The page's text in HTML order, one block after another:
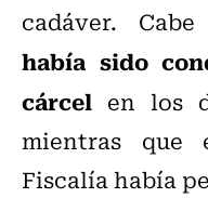
cadáver.
había sido
cárcel en los
mientras que
Fiscalía había